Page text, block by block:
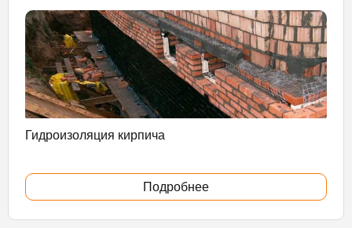
Гидроизоляция кирпича
Подробнее